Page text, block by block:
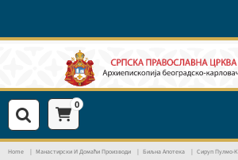
0
Home Манастирски И Домаћи Производи Биљна Апотека Сируп Пулмо-